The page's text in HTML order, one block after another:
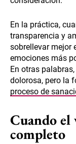
En la práctica,
transparencia y
sobrellevar mejor
emociones más
En otras
dolorosa, pero la
proceso de
Cuando
completo